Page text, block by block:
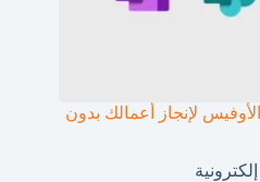
لإنجاز أعمالك بدون